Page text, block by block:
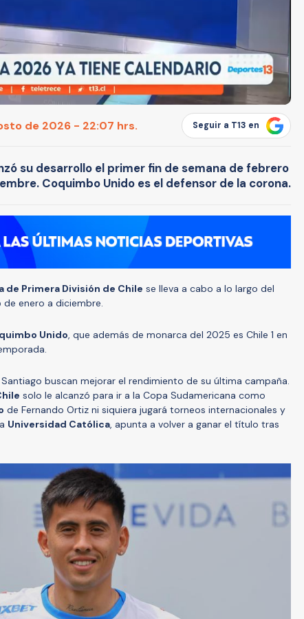
de 2026 - 22:07 hrs. Seguir a T13 en
su desarrollo el primer fin de semana de febrero
Coquimbo Unido es el defensor de la corona.
de Primera División de Chile se lleva a cabo a lo largo del
enero a diciembre.
Unido , que además de monarca del 2025 es Chile 1 en
buscan mejorar el rendimiento de su última campaña.
solo le alcanzó para ir a la Copa Sudamericana como
de Fernando Ortiz ni siquiera jugará torneos internacionales y
Universidad Católica , apunta a volver a ganar el título tras